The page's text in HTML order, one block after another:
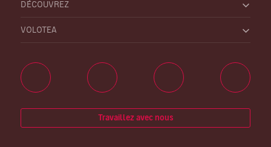
DÉCOUVREZ
VOLOTEA
Travaillez avec nous